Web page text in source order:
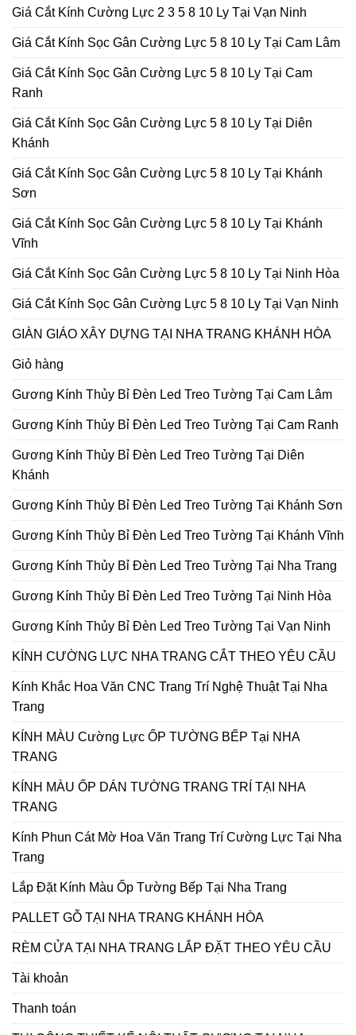
Giá Cắt Kính Cường Lực 2 3 5 8 10 Ly Tại Vạn Ninh
Giá Cắt Kính Sọc Gân Cường Lực 5 8 10 Ly Tại Cam Lâm
Giá Cắt Kính Sọc Gân Cường Lực 5 8 10 Ly Tại Cam
Ranh
Giá Cắt Kính Sọc Gân Cường Lực 5 8 10 Ly Tại Diên
Khánh
Giá Cắt Kính Sọc Gân Cường Lực 5 8 10 Ly Tại Khánh
Sơn
Giá Cắt Kính Sọc Gân Cường Lực 5 8 10 Ly Tại Khánh
Vĩnh
Giá Cắt Kính Sọc Gân Cường Lực 5 8 10 Ly Tại Ninh Hòa
Giá Cắt Kính Sọc Gân Cường Lực 5 8 10 Ly Tại Vạn Ninh
GIÀN GIÁO XÂY DỰNG TẠI NHA TRANG KHÁNH HÒA
Giỏ hàng
Gương Kính Thủy Bỉ Đèn Led Treo Tường Tại Cam Lâm
Gương Kính Thủy Bỉ Đèn Led Treo Tường Tại Cam Ranh
Gương Kính Thủy Bỉ Đèn Led Treo Tường Tại Diên
Khánh
Gương Kính Thủy Bỉ Đèn Led Treo Tường Tại Khánh Sơn
Gương Kính Thủy Bỉ Đèn Led Treo Tường Tại Khánh Vĩnh
Gương Kính Thủy Bỉ Đèn Led Treo Tường Tại Nha Trang
Gương Kính Thủy Bỉ Đèn Led Treo Tường Tại Ninh Hòa
Gương Kính Thủy Bỉ Đèn Led Treo Tường Tại Vạn Ninh
KÍNH CƯỜNG LỰC NHA TRANG CẮT THEO YÊU CẦU
Kính Khắc Hoa Văn CNC Trang Trí Nghệ Thuật Tại Nha
Trang
KÍNH MÀU Cường Lực ỐP TƯỜNG BẾP Tại NHA
TRANG
KÍNH MÀU ỐP DÁN TƯỜNG TRANG TRÍ TẠI NHA
TRANG
Kính Phun Cát Mờ Hoa Văn Trang Trí Cường Lực Tại Nha
Trang
Lắp Đặt Kính Màu Ốp Tường Bếp Tại Nha Trang
PALLET GỖ TẠI NHA TRANG KHÁNH HÒA
RÈM CỬA TẠI NHA TRANG LẮP ĐẶT THEO YÊU CẦU
Tài khoản
Thanh toán